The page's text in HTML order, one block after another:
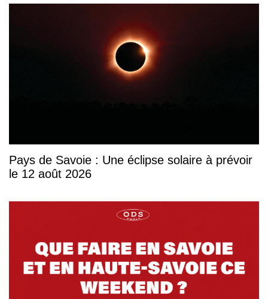
Pays de Savoie : Une éclipse solaire à prévoir
le 12 août 2026